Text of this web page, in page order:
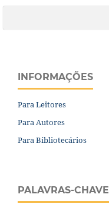
INFORMAÇÕES
Para Leitores
Para Autores
Para Bibliotecários
PALAVRAS-CHAVE